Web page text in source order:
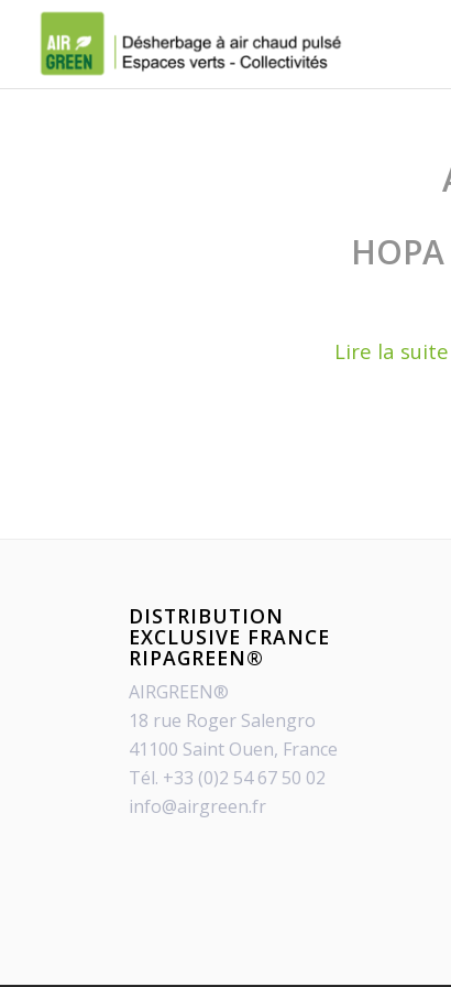
Lire la suite
DISTRIBUTION
EXCLUSIVE FRANCE
RIPAGREEN®
AIRGREEN®
18 rue Roger Salengro
41100 Saint Ouen, France
Tél. +33 (0)2 54 67 50 02
info@airgreen.fr